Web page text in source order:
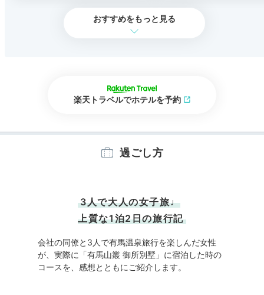
おすすめをもっと見る
楽天トラベルでホテルを予約
過ごし方
3人で大人の女子旅♩
上質な1泊2日の旅行記
会社の同僚と3人で有馬温泉旅行を楽しんだ女性
が、実際に「有馬山叢 御所別墅」に宿泊した時の
コースを、感想とともにご紹介します。